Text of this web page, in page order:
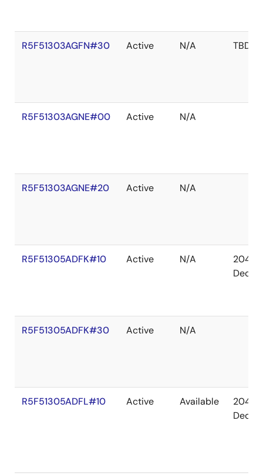
R5F51303AGFN#30 Active N/A TBD
R5F51303AGNE#00 Active N/A
R5F51303AGNE#20 Active N/A
R5F51305ADFK#10 Active N/A
2041
Dec
R5F51305ADFK#30 Active N/A
R5F51305ADFL#10 Active Available
2041
Dec